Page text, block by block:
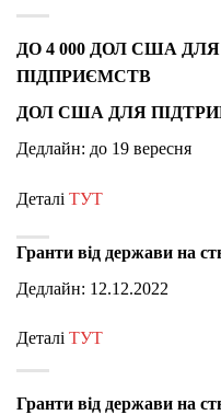
ДО 4 000 ДОЛ США
ПІДПРИЄМСТВ
ДОЛ США ДЛЯ
Дедлайн: до 19 вересня
Деталі ТУТ
Гранти від держави на
Дедлайн: 12.12.2022
Деталі ТУТ
Гранти від держави на